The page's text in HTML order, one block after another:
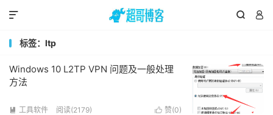
 

标签：ltp
Windows 10 L2TP VPN 问题及一般处理
方法
 赞(0)
 工具软件 阅读(2179)